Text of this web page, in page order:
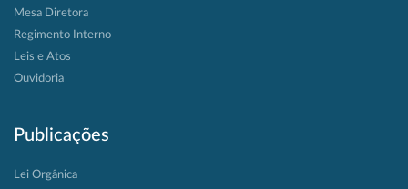
Mesa Diretora
Regimento Interno
Leis e Atos
Ouvidoria
Publicações
Lei Orgânica